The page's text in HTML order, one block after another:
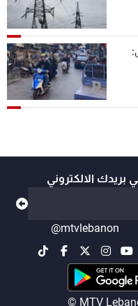
بريدك الالكتروني
@mtvlebanon
© MTV